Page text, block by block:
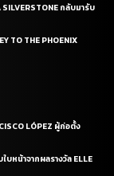
กลับมารับ
TO THE PHOENIX
LÓPEZ ผู้ก่อตั้ง
บหน้าจากผลรางวัล ELLE